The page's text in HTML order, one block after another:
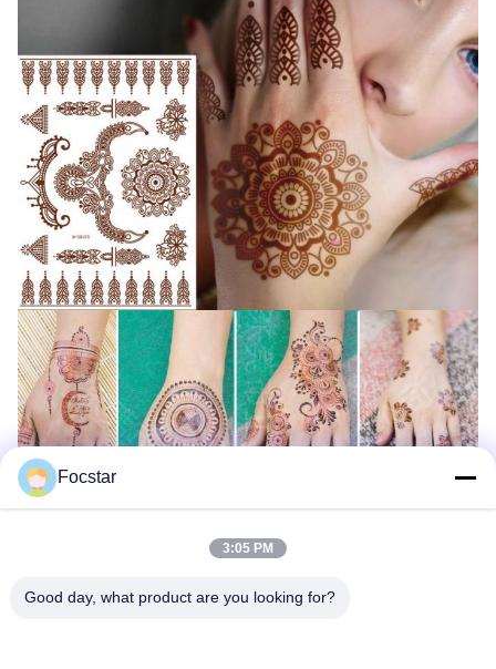
Focstar
3:05 PM
Good day, what product are you looking for?